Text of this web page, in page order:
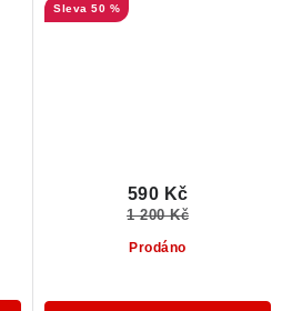
50 %
Prodáno
590 Kč
1 200 Kč